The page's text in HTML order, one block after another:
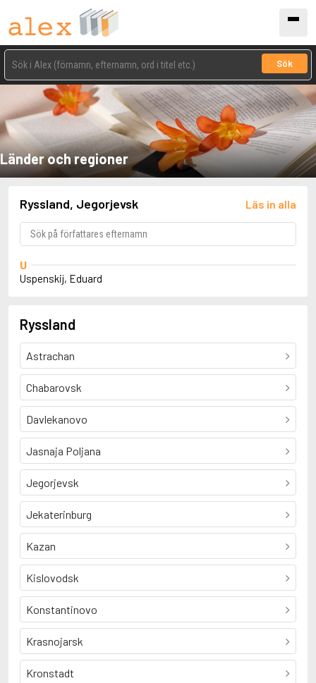
Sök
Länder och regioner
Ryssland, Jegorjevsk Läs in alla
U
Uspenskij, Eduard
Ryssland
Astrachan
Chabarovsk
Davlekanovo
Jasnaja Poljana
Jegorjevsk
Jekaterinburg
Kazan
Kislovodsk
Konstantinovo
Krasnojarsk
Kronstadt